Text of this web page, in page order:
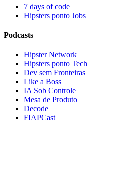
7 days of code
Hipsters ponto Jobs
Podcasts
Hipster Network
Hipsters ponto Tech
Dev sem Fronteiras
Like a Boss
IA Sob Controle
Mesa de Produto
Decode
FIAPCast